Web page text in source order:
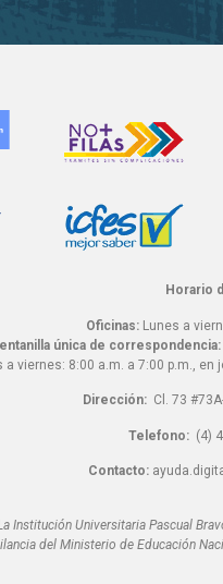
Horario
Oficinas: Lunes a
única de correspondencia:
a viernes: 8:00 a.m. a 7:00 p.m., en
Dirección: Cl. 73
Telefono:(4)
Contacto:
Institución Universitaria Pascual
del Ministerio de Educación